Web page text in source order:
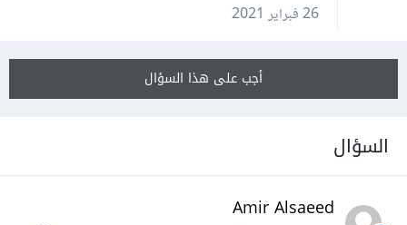
26 فبراير 2021
أجب على هذا السؤال
السؤال
Amir Alsaeed